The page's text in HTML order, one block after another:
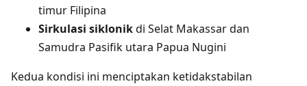
timur Filipina
Sirkulasi siklonikdi Selat Makassar dan
Samudra Pasifik utara Papua Nugini
Kedua kondisi ini menciptakan ketidakstabilan